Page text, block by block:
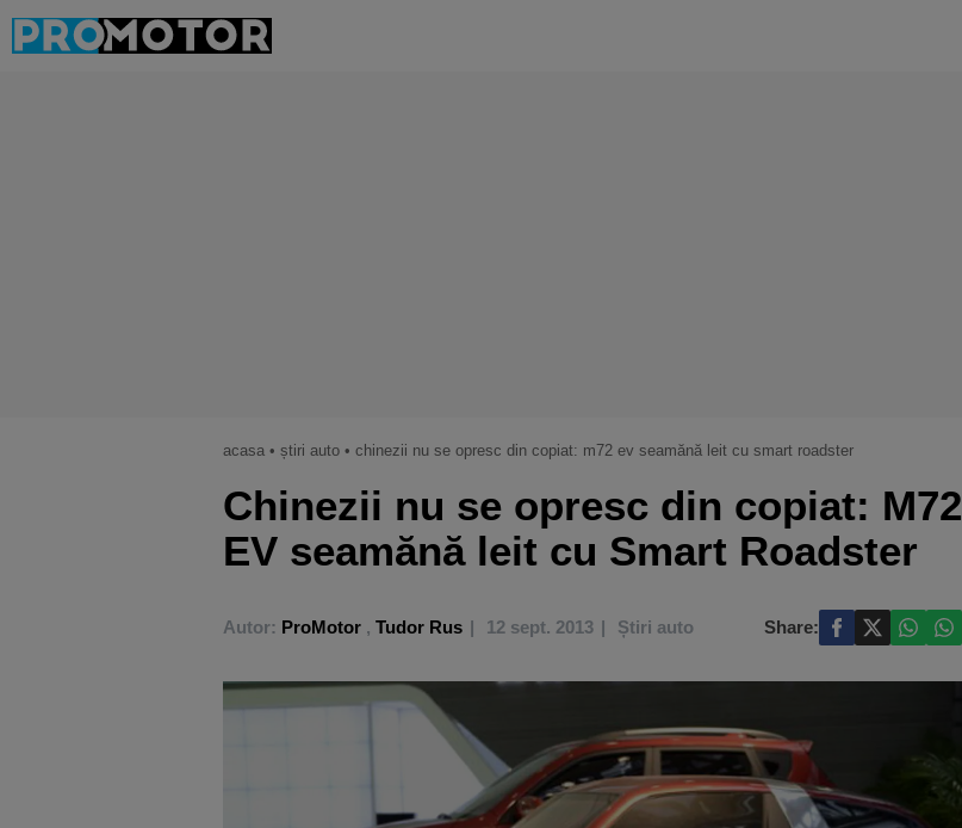
acasa • știri auto • chinezii nu se opresc din copiat: m72 ev seamănă leit cu smart roadster
Chinezii nu se opresc din copiat: M72
EV seamănă leit cu Smart Roadster
Autor: ProMotor , Tudor Rus 12 sept. 2013 Știri auto Share: